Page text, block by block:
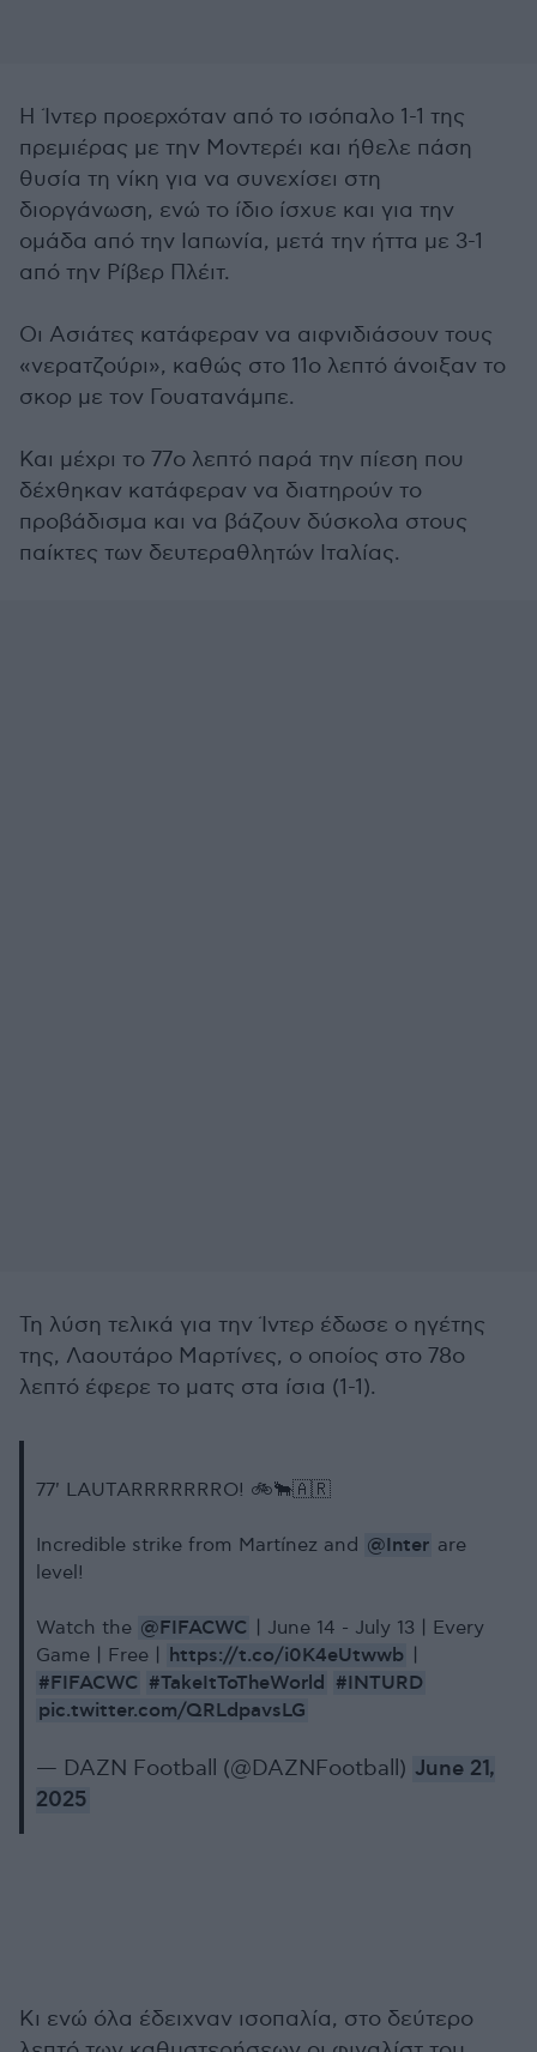
Η Ίντερ προερχόταν από το ισόπαλο 1-1 της
πρεμιέρας με την Μοντερέι και ήθελε πάση
θυσία τη νίκη για να συνεχίσει στη
διοργάνωση, ενώ το ίδιο ίσχυε και για την
ομάδα από την Ιαπωνία, μετά την ήττα με 3-1
από την Ρίβερ Πλέιτ.
Οι Ασιάτες κατάφεραν να αιφνιδιάσουν τους
«νερατζούρι», καθώς στο 11ο λεπτό άνοιξαν το
σκορ με τον Γουατανάμπε.
Και μέχρι το 77ο λεπτό παρά την πίεση που
δέχθηκαν κατάφεραν να διατηρούν το
προβάδισμα και να βάζουν δύσκολα στους
παίκτες των δευτεραθλητών Ιταλίας.
Τη λύση τελικά για την Ίντερ έδωσε ο ηγέτης
της, Λαουτάρο Μαρτίνες, ο οποίος στο 78ο
λεπτό έφερε το ματς στα ίσια (1-1).
77' LAUTARRRRRRRO! 🚲🐂🇦🇷
Incredible strike from Martínez and @Inter are
level!
Watch the @FIFACWC
| June 14 - July 13 | Every
Game | Free |
https://t.co/i0K4eUtwwb
#FIFACWC #TakeItToTheWorld #INTURD
pic.twitter.com/QRLdpavsLG
— DAZN Football (@DAZNFootball) June 21,
2025
Κι ενώ όλα έδειχναν ισοπαλία, στο δεύτερο